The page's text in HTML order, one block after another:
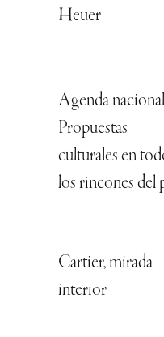
Heuer
Agenda
Propuestas
culturales en
los rincones del
Cartier, mirada
interior